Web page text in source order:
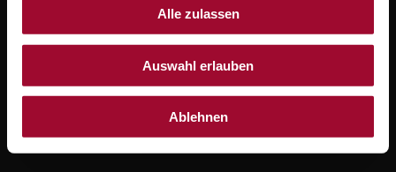
Alle zulassen
Auswahl erlauben
Ablehnen